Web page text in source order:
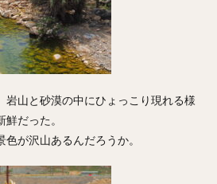
山と砂漠の中にひょっこり現れる様
だった。
が沢山あるんだろうか。